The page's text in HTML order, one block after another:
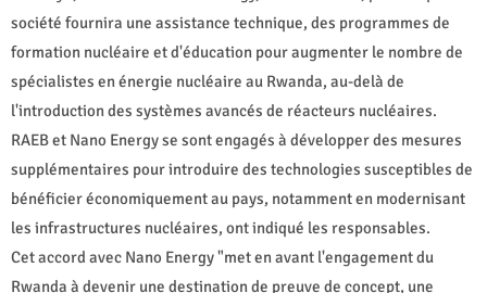
société fournira une assistance technique, des programmes de
formation nucléaire et d'éducation pour augmenter le nombre de
spécialistes en énergie nucléaire au Rwanda, au-delà de
l'introduction des systèmes avancés de réacteurs nucléaires.
RAEB et Nano Energy se sont engagés à développer des mesures
supplémentaires pour introduire des technologies susceptibles de
bénéficier économiquement au pays, notamment en modernisant
les infrastructures nucléaires, ont indiqué les responsables.
Cet accord avec Nano Energy "met en avant l'engagement du
Rwanda à devenir une destination de preuve de concept, une